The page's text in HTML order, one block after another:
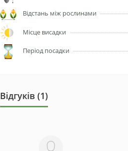
Відстань між рослинами
Місце висадки
Період посадки
Відгуків (1)